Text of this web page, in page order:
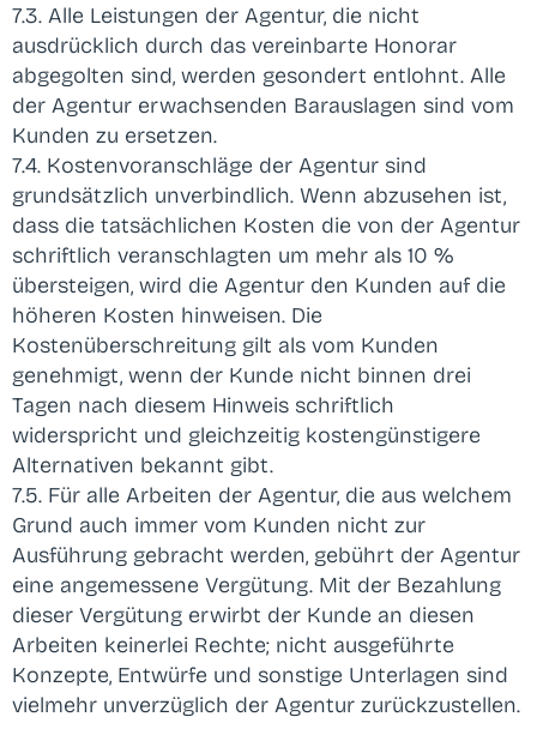
7.3. Alle Leistungen der Agentur, die nicht
ausdrücklich durch das vereinbarte Honorar
abgegolten sind, werden gesondert entlohnt. Alle
der Agentur erwachsenden Barauslagen sind vom
Kunden zu ersetzen.
7.4. Kostenvoranschläge der Agentur sind
grundsätzlich unverbindlich. Wenn abzusehen ist,
dass die tatsächlichen Kosten die von der Agentur
schriftlich veranschlagten um mehr als 10 %
übersteigen, wird die Agentur den Kunden auf die
höheren Kosten hinweisen. Die
Kostenüberschreitung gilt als vom Kunden
genehmigt, wenn der Kunde nicht binnen drei
Tagen nach diesem Hinweis schriftlich
widerspricht und gleichzeitig kostengünstigere
Alternativen bekannt gibt.
7.5. Für alle Arbeiten der Agentur, die aus welchem
Grund auch immer vom Kunden nicht zur
Ausführung gebracht werden, gebührt der Agentur
eine angemessene Vergütung. Mit der Bezahlung
dieser Vergütung erwirbt der Kunde an diesen
Arbeiten keinerlei Rechte; nicht ausgeführte
Konzepte, Entwürfe und sonstige Unterlagen sind
vielmehr unverzüglich der Agentur zurückzustellen.